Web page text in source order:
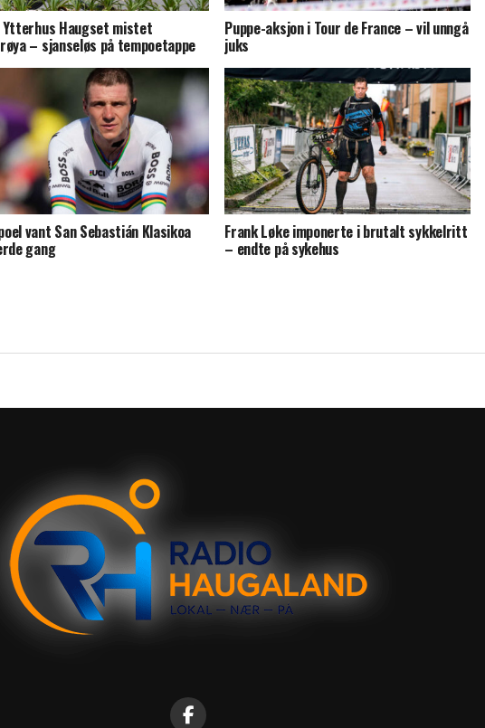
Haugset mistet
– sjanseløs på tempoetappe
Puppe-aksjon i Tour de France – vil unngå
juks
vant San Sebastián Klasikoa
gang
Frank Løke imponerte i brutalt sykkelritt
– endte på sykehus